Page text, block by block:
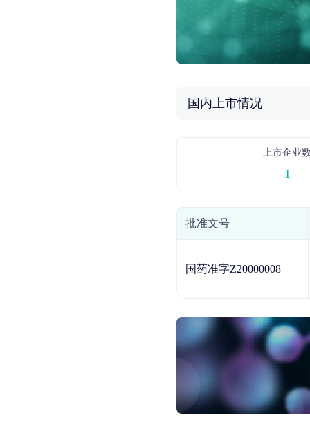
国内上市情况
上市企业
1
批准文号
国药准字Z20000008